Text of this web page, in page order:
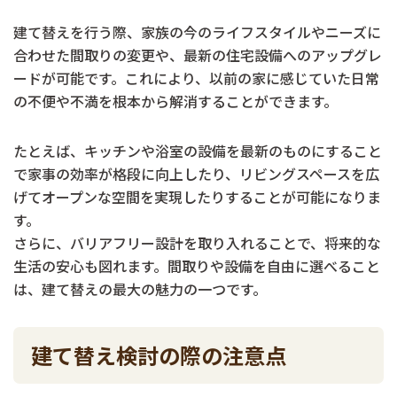
建て替えを行う際、家族の今のライフスタイルやニーズに
合わせた間取りの変更や、最新の住宅設備へのアップグレ
ードが可能です。これにより、以前の家に感じていた日常
の不便や不満を根本から解消することができます。
たとえば、キッチンや浴室の設備を最新のものにすること
で家事の効率が格段に向上したり、リビングスペースを広
げてオープンな空間を実現したりすることが可能になりま
す。
さらに、バリアフリー設計を取り入れることで、将来的な
生活の安心も図れます。間取りや設備を自由に選べること
は、建て替えの最大の魅力の一つです。
建て替え検討の際の注意点